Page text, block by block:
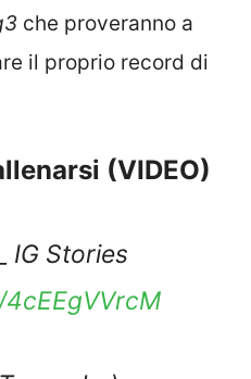
che proveranno a
il proprio record di
(VIDEO)
IG Stories